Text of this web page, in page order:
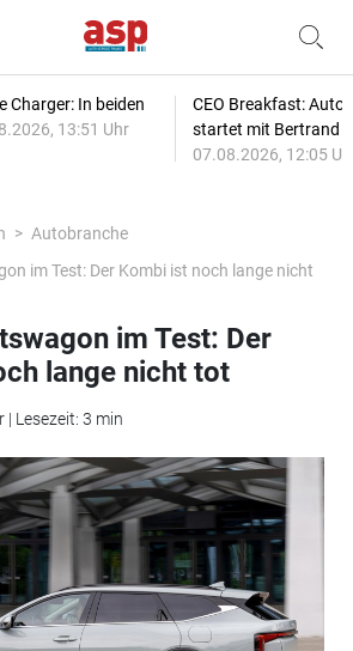
Charger: In beiden
13:51 Uhr
CEO Breakfast:
startet mit Bertrand
07.08.2026, 12:05
Autobranche
im Test: Der Kombi ist noch lange nicht
im Test: Der
lange nicht tot
Lesezeit: 3 min